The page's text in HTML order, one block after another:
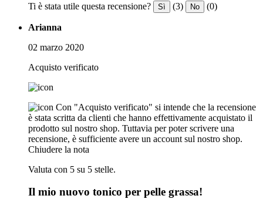
Ti è stata utile questa recensione? Sì (3) No (0)
Arianna
02 marzo 2020
Acquisto verificato
Con "Acquisto verificato" si intende che la recensione
è stata scritta da clienti che hanno effettivamente acquistato il
prodotto sul nostro shop. Tuttavia per poter scrivere una
recensione, è sufficiente avere un account sul nostro shop.
Chiudere la nota
Valuta con 5 su 5 stelle.
Il mio nuovo tonico per pelle grassa!